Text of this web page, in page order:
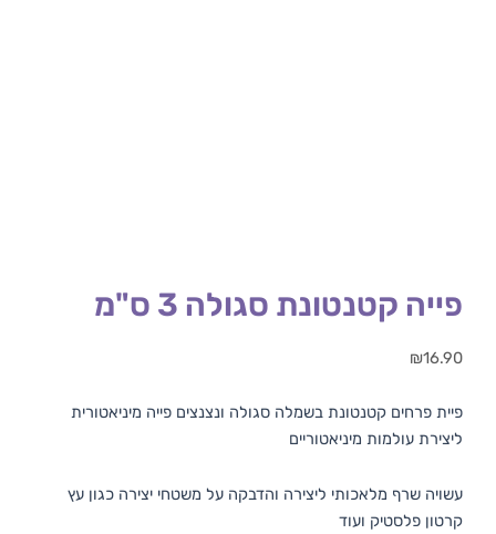
פייה קטנטונת סגולה 3 ס"מ
₪16.90
פיית פרחים קטנטונת בשמלה סגולה ונצנצים פייה מיניאטורית
ליצירת עולמות מיניאטוריים
עשויה שרף מלאכותי ליצירה והדבקה על משטחי יצירה כגון עץ
קרטון פלסטיק ועוד